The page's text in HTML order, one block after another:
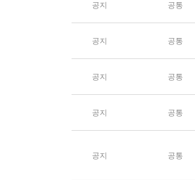
공지 공통
공지 공통
공지 공통
공지 공통
공지 공통